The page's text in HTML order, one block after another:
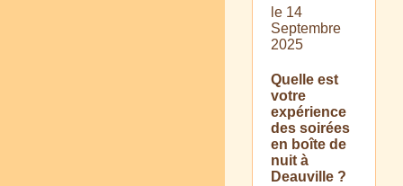
le 14
Septembre
2025
Quelle est
votre
expérience
des soirées
en boîte de
nuit à
Deauville ?